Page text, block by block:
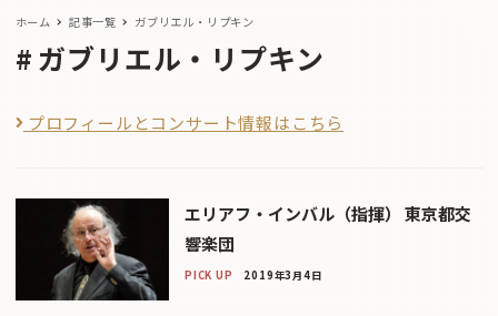
ホーム 記事一覧 ガブリエル・リプキン
ガブリエル・リプキン
プロフィールとコンサート情報はこちら
エリアフ・インバル（指揮） 東京都交
響楽団
PICK UP 2019年3月4日